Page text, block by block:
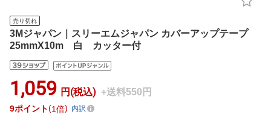
売り切れ
3Mジャパン｜スリーエムジャパン カバーアップテープ
25mmX10m 白 カッター付
1,059 円(税込) +送料550円
9ポイント 1倍 内訳